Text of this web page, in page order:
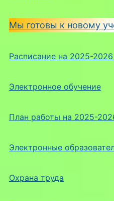
Мы готовы к новому
Расписание на 2025-
Электронное обучение
План работы на 2025-
Электронные
Охрана труда